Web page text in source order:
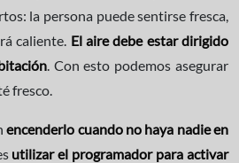
la persona puede sentirse fresca,
caliente. El aire debe estar dirigido
. Con esto podemos asegurar
fresco.
encenderlo cuando no haya nadie en
utilizar el programador para activar